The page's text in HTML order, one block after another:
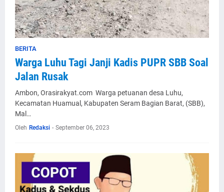
BERITA
Warga Luhu Tagi Janji Kadis PUPR SBB Soal
Jalan Rusak
Ambon, Orasirakyat.com Warga petuanan desa Luhu,
Kecamatan Huamual, Kabupaten Seram Bagian Barat, (SBB),
Mal…
Oleh Redaksi - September 06, 2023